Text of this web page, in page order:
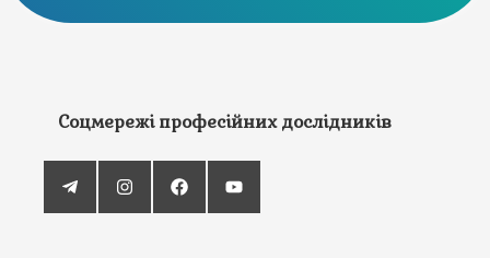
Соцмережі професійних дослідників